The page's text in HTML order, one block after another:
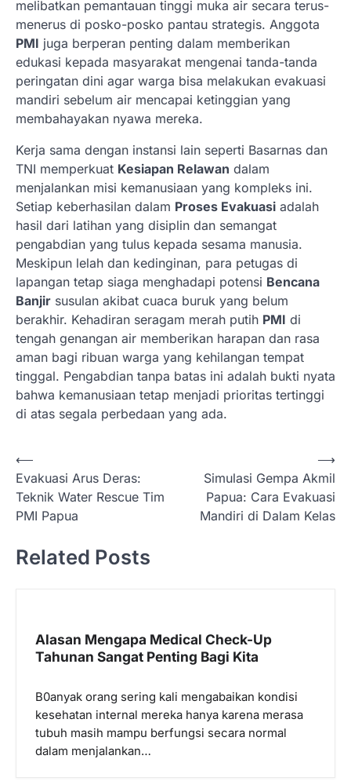
melibatkan pemantauan tinggi muka air secara terus-
menerus di posko-posko pantau strategis. Anggota
PMI juga berperan penting dalam memberikan
edukasi kepada masyarakat mengenai tanda-tanda
peringatan dini agar warga bisa melakukan evakuasi
mandiri sebelum air mencapai ketinggian yang
membahayakan nyawa mereka.
Kerja sama dengan instansi lain seperti Basarnas dan
TNI memperkuat Kesiapan Relawan dalam
menjalankan misi kemanusiaan yang kompleks ini.
Setiap keberhasilan dalam Proses Evakuasi adalah
hasil dari latihan yang disiplin dan semangat
pengabdian yang tulus kepada sesama manusia.
Meskipun lelah dan kedinginan, para petugas di
lapangan tetap siaga menghadapi potensi Bencana
Banjir susulan akibat cuaca buruk yang belum
berakhir. Kehadiran seragam merah putih PMI di
tengah genangan air memberikan harapan dan rasa
aman bagi ribuan warga yang kehilangan tempat
tinggal. Pengabdian tanpa batas ini adalah bukti nyata
bahwa kemanusiaan tetap menjadi prioritas tertinggi
di atas segala perbedaan yang ada.
N
a
v
g
⟵
Evakuasi Arus Deras:
Teknik Water Rescue Tim
PMI Papua
Simulasi Gempa Akmil
Papua: Cara Evakuasi
Mandiri di Dalam Kelas
⟶
Related Posts
Alasan Mengapa Medical Check-Up
Tahunan Sangat Penting Bagi Kita
B0anyak orang sering kali mengabaikan kondisi
kesehatan internal mereka hanya karena merasa
tubuh masih mampu berfungsi secara normal
dalam menjalankan…